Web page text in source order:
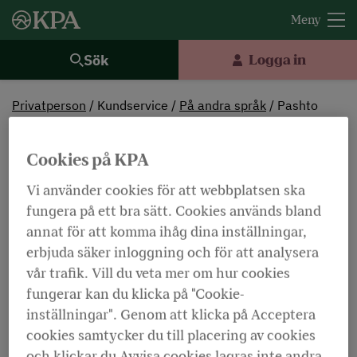
Sök Logga in
Privatperson Kundservice På andra språk Pashto
په پښتو ژبه د تقاعد په هکله
عمومی معلومات
د مشتریانو څو ژبی خدمتی برخی ته ښه راغلاست.
مونږ غواړو د کو پی آ پانښونKPA Pension او د
فولکسامFolksam د محصولاتو او خدمتونو سره د
آشنایی لپاره امکانات مساعد کړو، دا زمونږ د
مشتریانو په روځنی ژوند که مصئونیت منځ ته راولی.
Cookies på KPA
Vi använder cookies för att webbplatsen ska
fungera på ett bra sätt. Cookies används bland
annat för att komma ihåg dina inställningar,
erbjuda säker inloggning och för att analysera
vår trafik. Vill du veta mer om hur cookies
fungerar kan du klicka på "Cookie-
inställningar". Genom att klicka på Acceptera
cookies samtycker du till placering av cookies